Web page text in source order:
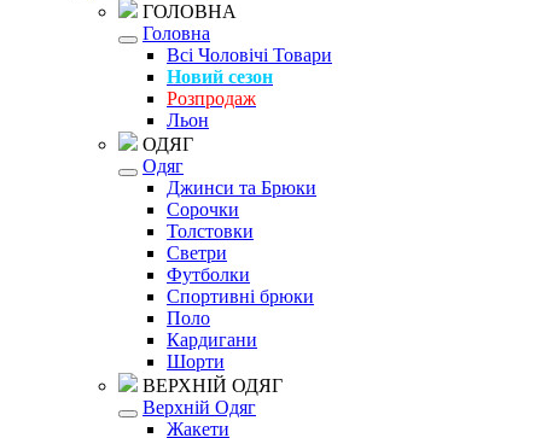
ГОЛОВНА
Головна
Всі Чоловічі Товари
Новий сезон
Розпродаж
Льон
ОДЯГ
Одяг
Джинси та Брюки
Сорочки
Толстовки
Светри
Футболки
Спортивні брюки
Поло
Кардигани
Шорти
ВЕРХНІЙ ОДЯГ
Верхній Одяг
Жакети